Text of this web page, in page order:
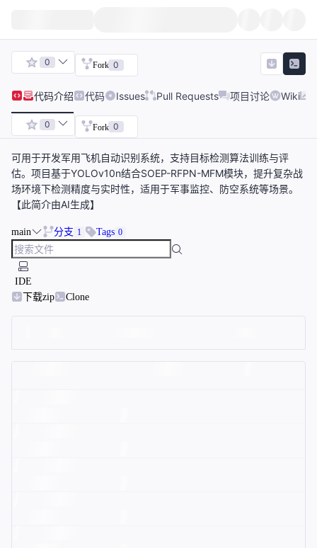
0 Fork 0
代码介绍 代码 Issues Pull Requests 项目讨论 Wiki
0 Fork 0
可用于开发军用飞机自动识别系统，支持目标检测算法训练与评
估。项目基于YOLOv10n结合SOEP-RFPN-MFM模块，提升复杂战
场环境下检测精度与实时性，适用于军事监控、防空系统等场景。
【此简介由AI生成】
main 分支 1 Tags 0
IDE
下载zip
Clone